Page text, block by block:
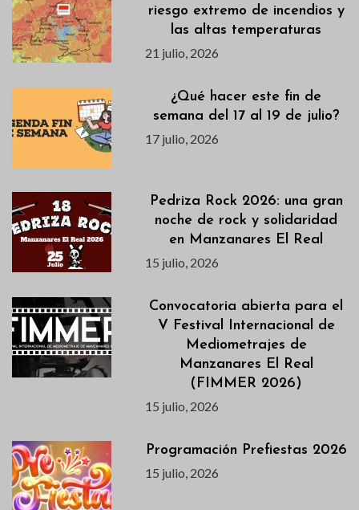
riesgo extremo de incendios y
las altas temperaturas
21 julio, 2026
¿Qué hacer este fin de
semana del 17 al 19 de julio?
17 julio, 2026
Pedriza Rock 2026: una gran
noche de rock y solidaridad
en Manzanares El Real
15 julio, 2026
Convocatoria abierta para el
V Festival Internacional de
Mediometrajes de
Manzanares El Real
(FIMMER 2026)
15 julio, 2026
Programación Prefiestas 2026
15 julio, 2026